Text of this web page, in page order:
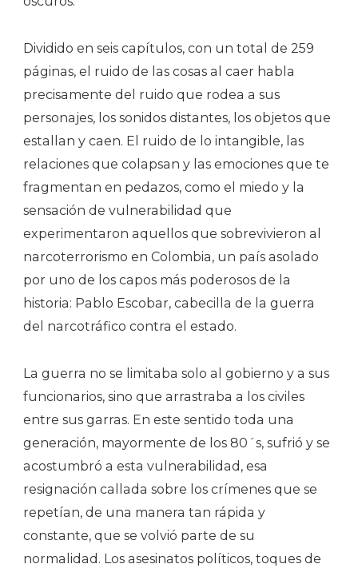
Dividido en seis capítulos, con un total de 259
páginas, el ruido de las cosas al caer habla
precisamente del ruido que rodea a sus
personajes, los sonidos distantes, los objetos que
estallan y caen. El ruido de lo intangible, las
relaciones que colapsan y las emociones que te
fragmentan en pedazos, como el miedo y la
sensación de vulnerabilidad que
experimentaron aquellos que sobrevivieron al
narcoterrorismo en Colombia, un país asolado
por uno de los capos más poderosos de la
historia: Pablo Escobar, cabecilla de la guerra
del narcotráfico contra el estado.
La guerra no se limitaba solo al gobierno y a sus
funcionarios, sino que arrastraba a los civiles
entre sus garras. En este sentido toda una
generación, mayormente de los 80´s, sufrió y se
acostumbró a esta vulnerabilidad, esa
resignación callada sobre los crímenes que se
repetían, de una manera tan rápida y
constante, que se volvió parte de su
normalidad. Los asesinatos políticos, toques de